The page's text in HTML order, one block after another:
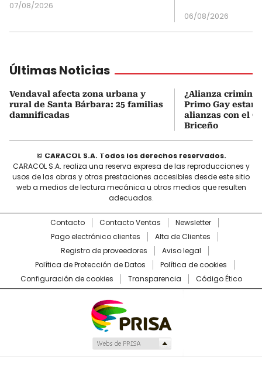
07/08/2026
06/08/2026
Últimas Noticias
Vendaval afecta zona urbana y
rural de Santa Bárbara: 25 familias
damnificadas
¿Alianza
Primo Gay
alianzas con el
Briceño
© CARACOL S.A. Todos los derechos reservados.
CARACOL S.A. realiza una reserva expresa de las reproducciones y
usos de las obras y otras prestaciones accesibles desde este sitio
web a medios de lectura mecánica u otros medios que resulten
adecuados.
Contacto Contacto Ventas
Newsletter
Pago electrónico clientes
Alta de Clientes
Registro de proveedores
Aviso legal
Política de Protección de Datos
Política de cookies
Configuración de cookies
Transparencia Código Ético